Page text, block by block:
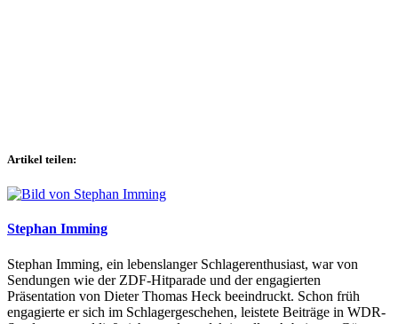
Artikel teilen:
Stephan Imming
Stephan Imming, ein lebenslanger Schlagerenthusiast, war von
Sendungen wie der ZDF-Hitparade und der engagierten
Präsentation von Dieter Thomas Heck beeindruckt. Schon früh
engagierte er sich im Schlagergeschehen, leistete Beiträge in WDR-